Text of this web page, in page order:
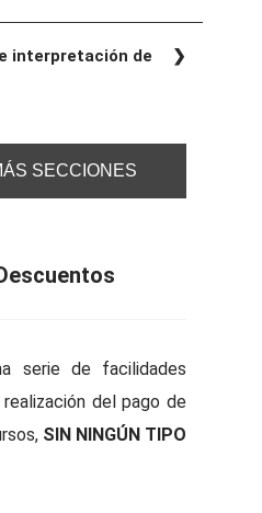
interpretación de
SECCIONES
serie de facilidades
del pago de
SIN NINGÚN TIPO